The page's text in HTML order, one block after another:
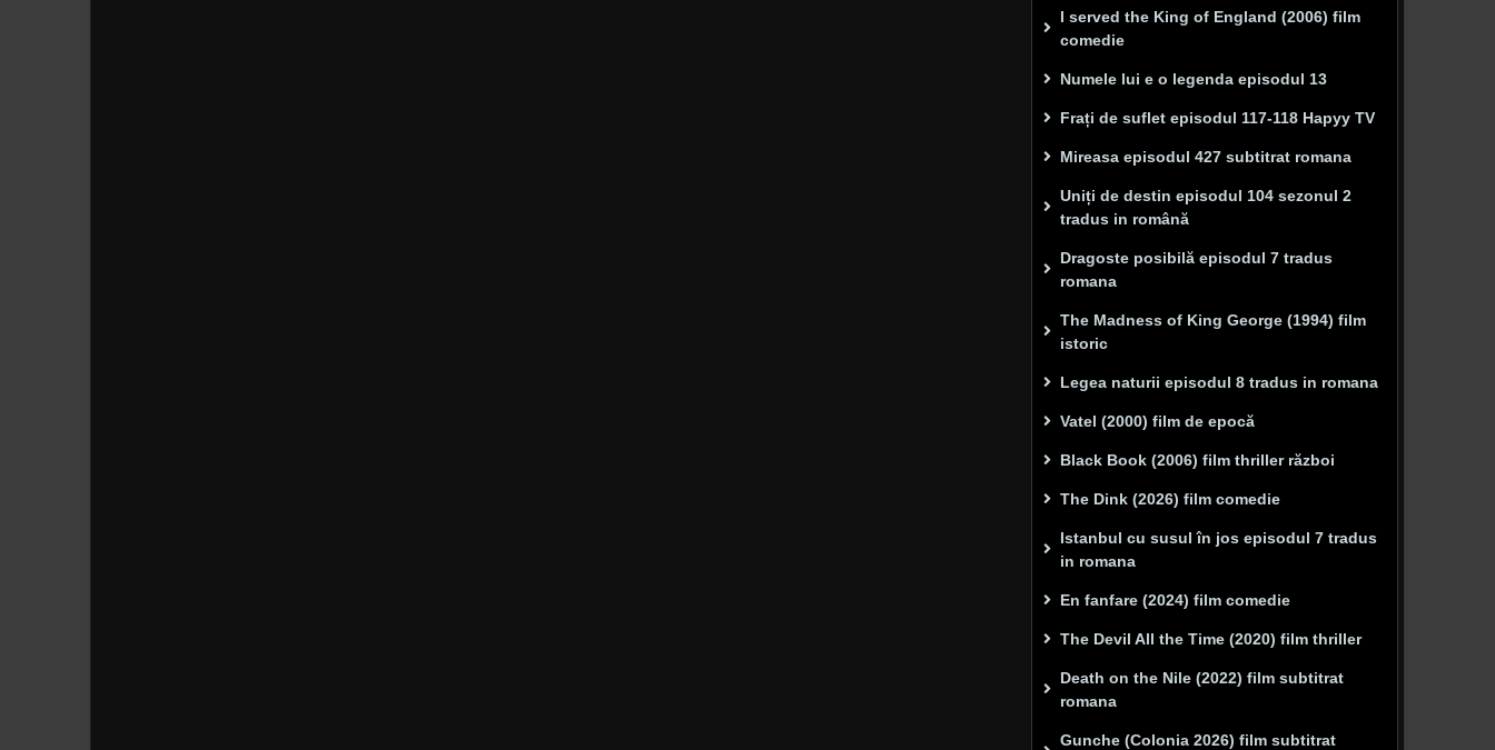
I served the King of England (2006) film
comedie
Numele lui e o legenda episodul 13
Frați de suflet episodul 117-118 Hapyy TV
Mireasa episodul 427 subtitrat romana
Uniți de destin episodul 104 sezonul 2
tradus in română
Dragoste posibilă episodul 7 tradus
romana
The Madness of King George (1994) film
istoric
Legea naturii episodul 8 tradus in romana
Vatel (2000) film de epocă
Black Book (2006) film thriller război
The Dink (2026) film comedie
Istanbul cu susul în jos episodul 7 tradus
in romana
En fanfare (2024) film comedie
The Devil All the Time (2020) film thriller
Death on the Nile (2022) film subtitrat
romana
Gunche (Colonia 2026) film subtitrat